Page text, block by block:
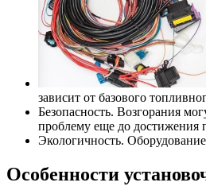
зависит от базового
Безопасность. Возгорания
проблему еще до достижения
Экологичность.
Особенности